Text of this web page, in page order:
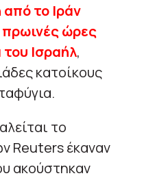
το Ιράν
ώρες
του Ισραήλ,
κατοίκους
το
Reuters έκαναν
ακούστηκαν